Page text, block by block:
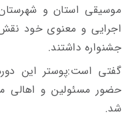
موسیقی استان و شهرستان
اجرایی و معنوی خود نقش
جشنواره داشتند.
گفتی است:پوستر این
حضور مسئولین و اهالی
شد.